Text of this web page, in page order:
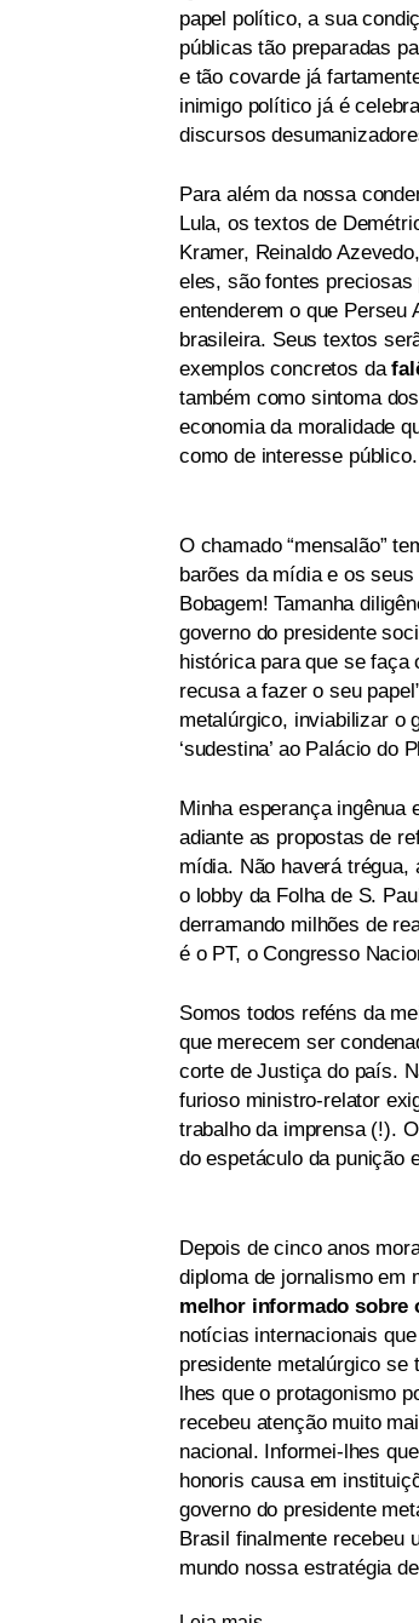
papel político, a sua
públicas tão preparadas
e tão covarde já
inimigo político já é
discursos
Para além da nossa
Lula, os textos de
Kramer, Reinaldo
eles, são fontes
entenderem o que Perseu
brasileira. Seus textos
exemplos concretos da
também como sintoma
economia da moralidade
como de interesse público.
O chamado “mensalão”
barões da mídia e os
Bobagem! Tamanha
governo do presidente
histórica para que se faça
recusa a fazer o seu
metalúrgico, inviabilizar o
‘sudestina’ ao Palácio do
Minha esperança ingênua
adiante as propostas de
mídia. Não haverá trégua,
o lobby da Folha de S.
derramando milhões de
é o PT, o Congresso
Somos todos reféns da
que merecem ser
corte de Justiça do país.
furioso ministro-relator
trabalho da imprensa (!).
do espetáculo da punição
Depois de cinco anos
diploma de jornalismo em
melhor informado sobre
notícias internacionais
presidente metalúrgico se
lhes que o protagonismo
recebeu atenção muito
nacional. Informei-lhes
honoris causa em
governo do presidente
Brasil finalmente recebeu
mundo nossa estratégia